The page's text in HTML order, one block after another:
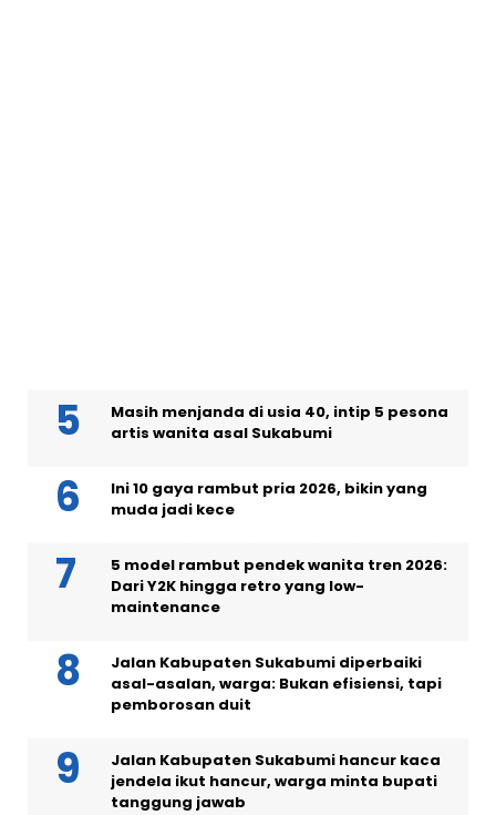
Masih menjanda di usia 40, intip 5 pesona
artis wanita asal Sukabumi
Ini 10 gaya rambut pria 2026, bikin yang
muda jadi kece
5 model rambut pendek wanita tren 2026:
Dari Y2K hingga retro yang low-
maintenance
Jalan Kabupaten Sukabumi diperbaiki
asal-asalan, warga: Bukan efisiensi, tapi
pemborosan duit
Jalan Kabupaten Sukabumi hancur kaca
jendela ikut hancur, warga minta bupati
tanggung jawab